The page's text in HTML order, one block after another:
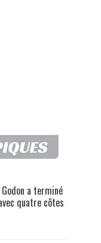
Godon a terminé
quatre côtes